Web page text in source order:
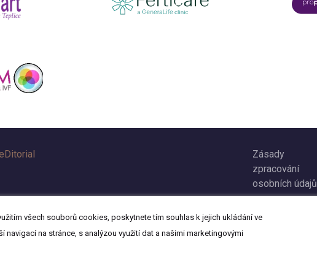
Zásady
zpracování
osobních údajů
všech souborů cookies, poskytnete tím souhlas k jejich ukládání ve
navigací na stránce, s analýzou využití dat a našimi marketingovými